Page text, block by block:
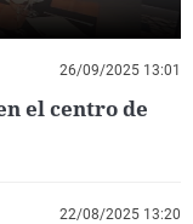
26/09/2025 13:01
el centro de
22/08/2025 13:20